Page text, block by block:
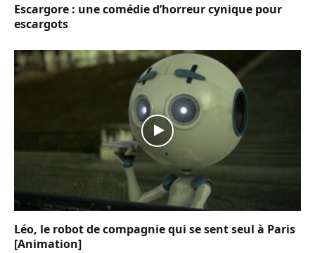
Escargore : une comédie d’horreur cynique pour
escargots
Léo, le robot de compagnie qui se sent seul à Paris
[Animation]